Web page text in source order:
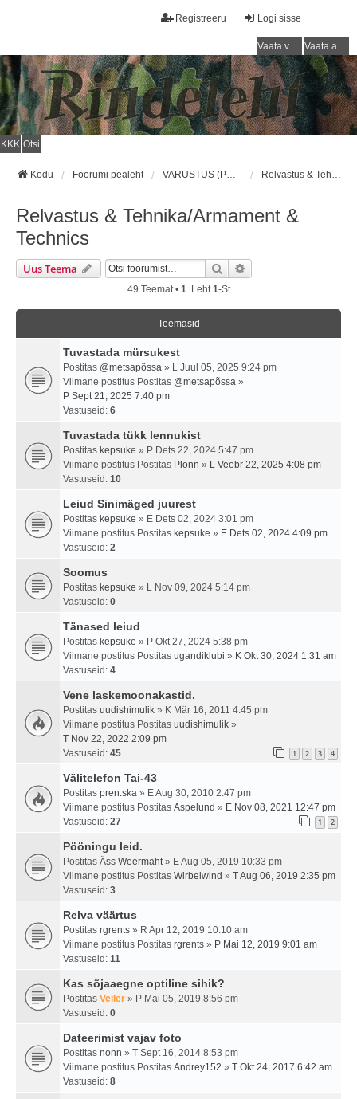
Logi sisse
Registreeru
Vaata vastamata teemasi Vaata aktiivseid teemasid
KKK Otsi
Kodu Foorumi pealeht VARUSTUS (PUNAARMEE) / EQUIPMENT (RED ARMY) Relvastus & Tehnika/Armament & Technics
Relvastus & Tehnika/Armament &
Technics
Uus Teema Otsi
49 Teemat • 1. Leht1-st
Teemasid
Tuvastada mürsukest
Postitas @metsapõssa » L Juul 05, 2025 9:24 pm
Viimane postitus Postitas @metsapõssa »
P Sept 21, 2025 7:40 pm
Vastuseid: 6
Tuvastada tükk lennukist
Postitas kepsuke » P Dets 22, 2024 5:47 pm
Viimane postitus Postitas Plönn » L Veebr 22, 2025 4:08 pm
Vastuseid: 10
Leiud Sinimäged juurest
Postitas kepsuke » E Dets 02, 2024 3:01 pm
Viimane postitus Postitas kepsuke » E Dets 02, 2024 4:09 pm
Vastuseid: 2
Soomus
Postitas kepsuke » L Nov 09, 2024 5:14 pm
Vastuseid: 0
Tänased leiud
Postitas kepsuke » P Okt 27, 2024 5:38 pm
Viimane postitus Postitas ugandiklubi » K Okt 30, 2024 1:31 am
Vastuseid: 4
Vene laskemoonakastid.
Postitas uudishimulik » K Mär 16, 2011 4:45 pm
Viimane postitus Postitas uudishimulik »
T Nov 22, 2022 2:09 pm
Vastuseid: 45 1 2 3 4
Välitelefon Tai-43
Postitas pren.ska » E Aug 30, 2010 2:47 pm
Viimane postitus Postitas Aspelund » E Nov 08, 2021 12:47 pm
Vastuseid: 27 1 2
Pööningu leid.
Postitas Äss Weermaht» E Aug 05, 2019 10:33 pm
Viimane postitus Postitas Wirbelwind » T Aug 06, 2019 2:35 pm
Vastuseid: 3
Relva väärtus
Postitas rgrents » R Apr 12, 2019 10:10 am
Viimane postitus Postitas rgrents » P Mai 12, 2019 9:01 am
Vastuseid: 11
Kas sõjaaegne optiline sihik?
Postitas Veiler » P Mai 05, 2019 8:56 pm
Vastuseid: 0
Dateerimist vajav foto
Postitas nonn » T Sept 16, 2014 8:53 pm
Viimane postitus Postitas Andrey152 » T Okt 24, 2017 6:42 am
Vastuseid: 8